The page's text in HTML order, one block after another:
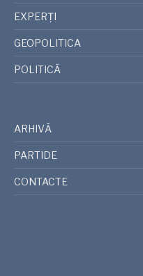
EXPERȚI
GEOPOLITICA
POLITICĂ
ARHIVĂ
PARTIDE
CONTACTE